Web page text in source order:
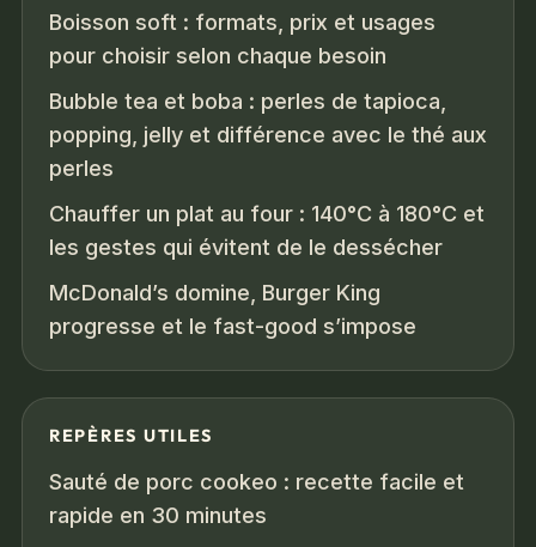
Boisson soft : formats, prix et usages
pour choisir selon chaque besoin
Bubble tea et boba : perles de tapioca,
popping, jelly et différence avec le thé aux
perles
Chauffer un plat au four : 140°C à 180°C et
les gestes qui évitent de le dessécher
McDonald’s domine, Burger King
progresse et le fast-good s’impose
REPÈRES UTILES
Sauté de porc cookeo : recette facile et
rapide en 30 minutes